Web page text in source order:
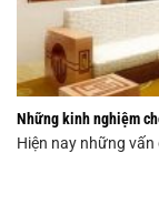
Những kinh nghiệm
Hiện nay những